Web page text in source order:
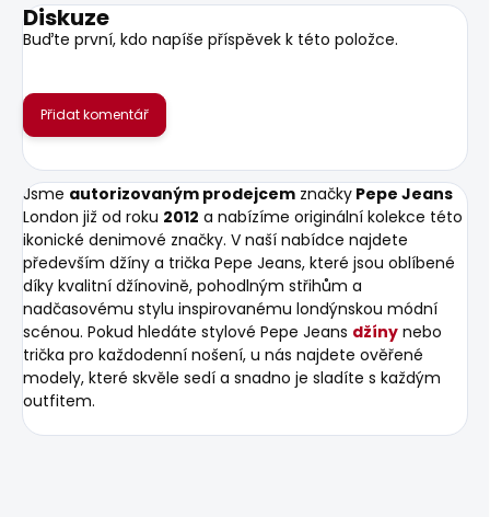
Diskuze
Buďte první, kdo napíše příspěvek k této položce.
Přidat komentář
Jsme autorizovaným prodejcem značky Pepe Jeans
London již od roku 2012 a nabízíme originální kolekce této
ikonické denimové značky. V naší nabídce najdete
především džíny a trička Pepe Jeans, které jsou oblíbené
díky kvalitní džínovině, pohodlným střihům a
nadčasovému stylu inspirovanému londýnskou módní
scénou. Pokud hledáte stylové Pepe Jeans džíny nebo
trička pro každodenní nošení, u nás najdete ověřené
modely, které skvěle sedí a snadno je sladíte s každým
outfitem.